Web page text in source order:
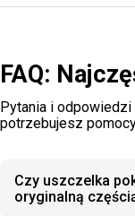
FAQ:
Pytania i
potrzebujesz
Czy uszczelka
oryginalną